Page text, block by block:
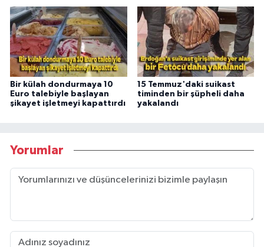
Bir külah dondurmaya 10
Euro talebiyle başlayan
şikayet işletmeyi kapattırdı
15 Temmuz'daki suikast
timinden bir şüpheli daha
yakalandı
Yorumlar